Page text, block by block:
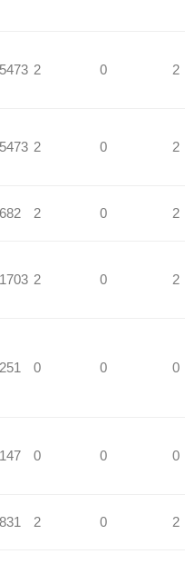
2 0 2
2 0 2
2 0 2
2 0 2
0 0 0
0 0 0
2 0 2